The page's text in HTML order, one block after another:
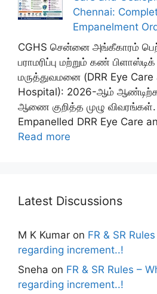
Chennai:
Empanelment
CGHS சென்னை அங்கீகாரம்
பராமரிப்பு மற்றும் கண்
மருத்துவமனை (DRR Eye
Hospital): 2026-ஆம்
ஆணை குறித்த முழு விவரங்கள்.
Empanelled DRR Eye Care
Read more
Latest Discussions
M K Kumar on FR & SR
regarding increment..!
Sneha on FR & SR Rules –
regarding increment..!